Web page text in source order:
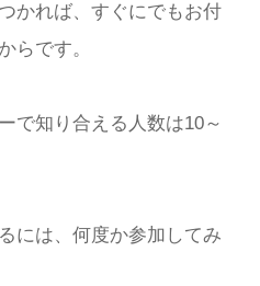
かれば、すぐにでもお付
らです。
で知り合える人数は10～
には、何度か参加してみ